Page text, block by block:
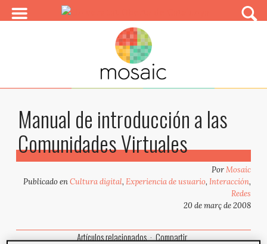
Manual de introducción a las
Comunidades Virtuales
PorMosaic
Publicado enCultura digital,Experiencia de usuario,Interacción,
Redes
20 de març de 2008
Artículos relacionados Compartir